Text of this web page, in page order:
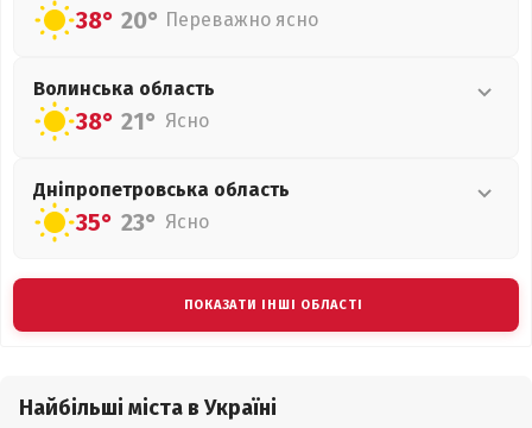
38° 20° Переважно ясно
Волинська область
38° 21° Ясно
Дніпропетровська область
35° 23° Ясно
ПОКАЗАТИ ІНШІ ОБЛАСТІ
Найбільші міста в Україні